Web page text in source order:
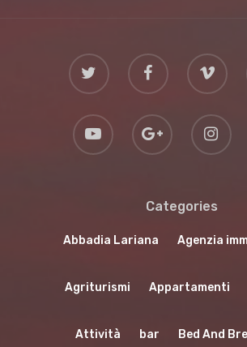
Categories
Abbadia Lariana Agenzia
Agriturismi Appartamenti
Attività bar Bed And